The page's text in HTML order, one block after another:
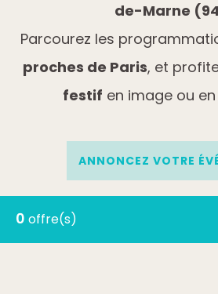
de-Marne
Parcourez les
proches de Paris, et
festif en image ou
ANNONCEZ VOTRE
0 offre(s)